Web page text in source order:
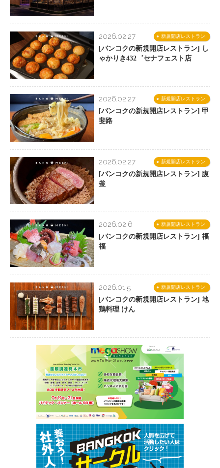
新規開店レストラン
2026.02.27
[バンコクの新規開店レストラン] し
ゃかりき432゛セナフェスト店
新規開店レストラン
2026.02.27
[バンコクの新規開店レストラン] 甲
斐路
新規開店レストラン
2026.02.27
[バンコクの新規開店レストラン] 腹
釜
新規開店レストラン
2026.02.6
[バンコクの新規開店レストラン] 福
福
新規開店レストラン
2026.01.5
[バンコクの新規開店レストラン] 地
鶏料理 けん